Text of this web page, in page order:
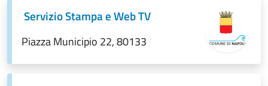
Servizio Stampa e Web TV
Piazza Municipio 22, 80133